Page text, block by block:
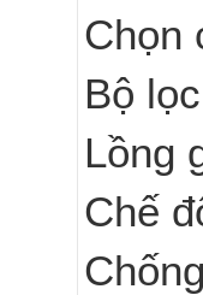
Chọn
Bộ
Lồng
Chế